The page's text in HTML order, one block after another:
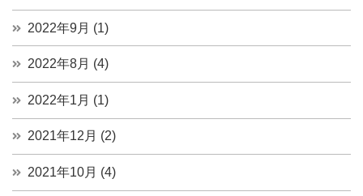
2022年9月 (1)
2022年8月 (4)
2022年1月 (1)
2021年12月 (2)
2021年10月 (4)